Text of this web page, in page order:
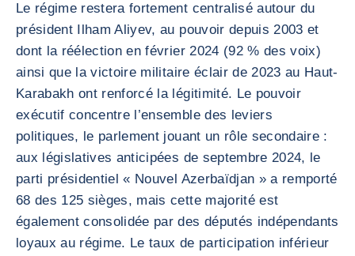
Le régime restera fortement centralisé autour du
président Ilham Aliyev, au pouvoir depuis 2003 et
dont la réélection en février 2024 (92 % des voix)
ainsi que la victoire militaire éclair de 2023 au Haut-
Karabakh ont renforcé la légitimité. Le pouvoir
exécutif concentre l’ensemble des leviers
politiques, le parlement jouant un rôle secondaire :
aux législatives anticipées de septembre 2024, le
parti présidentiel « Nouvel Azerbaïdjan » a remporté
68 des 125 sièges, mais cette majorité est
également consolidée par des députés indépendants
loyaux au régime. Le taux de participation inférieur